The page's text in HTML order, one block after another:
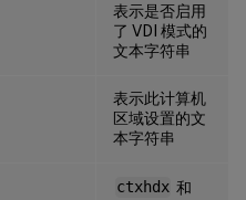
表示是否启用
了 VDI 模式的
文本字符串
表示此计算机
区域设置的文
本字符串
ctxhdx 和